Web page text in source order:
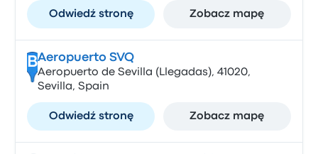
Odwiedź stronę Zobacz mapę
BAeropuerto SVQ
Aeropuerto de Sevilla (Llegadas), 41020,
Sevilla, Spain
Odwiedź stronę Zobacz mapę